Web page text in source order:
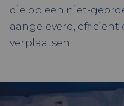
die op een niet-
aangeleverd, efficiënt
verplaatsen.